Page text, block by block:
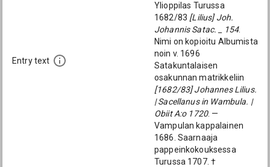
Entry text
Ylioppilas Turussa
1682/83 [Lilius] Joh.
Johannis Satac. _ 154.
Nimi on kopioitu Albumista
noin v. 1696
Satakuntalaisen
osakunnan matrikkeliin
[1682/83] Johannes Lilius.
| Sacellanus in Wambula. |
Obiit A:o 1720. —
Vampulan kappalainen
1686. Saarnaaja
pappeinkokouksessa
Turussa 1707. †